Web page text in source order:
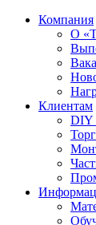
Компания
О
Клиентам
DIY